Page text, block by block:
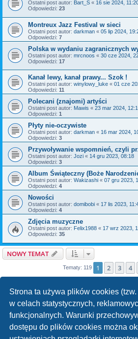
Strona ta używa plików cookies
w celach statystycznych,
funkcjonalnych. Warunki
dostępu do plików cookies można
Ostatni post autor: Bart_S « 16 sie 2024,
Odpowiedzi: 23
Montreux Jazz Festival w sieci
Ostatni post autor: darkman « 05 lip 2024,
Odpowiedzi: 7
Polska w wydaniu zagranicznych
Ostatni post autor: mrcnoos « 30 cze 2024,
Odpowiedzi: 17
Kanał lewy, kanał prawy... Szok !
Ostatni post autor: winylowy_luke « 01 cze
Odpowiedzi: 11
Polecani (znajomi) artyści
Ostatni post autor: Mawis « 23 mar 2024,
Odpowiedzi: 1
Płyty nie-oczywiste
Ostatni post autor: darkman « 16 mar 2024,
Odpowiedzi: 3
Przywoływanie wspomnień, czyli
Ostatni post autor: Jozi « 14 gru 2023, 08:18
Odpowiedzi: 3
Album Świąteczny (Boże
Ostatni post autor: Wakizashi « 07 gru 2023,
Odpowiedzi: 4
Nowości
Ostatni post autor: domibobi « 17 lis 2023,
Odpowiedzi: 4
Zdjęcia muzyczne
Ostatni post autor: Felix1988 « 17 wrz 2023,
Odpowiedzi: 35
NOWY TEMAT
Tematy: 119 1 2 3 4
TWOJE UPRAWNIENIA NA TYM FORUM
Nie możesztworzyć nowych tematów
Nie możesz odpowiadać w tematach
Nie możeszzmieniać swoich postów